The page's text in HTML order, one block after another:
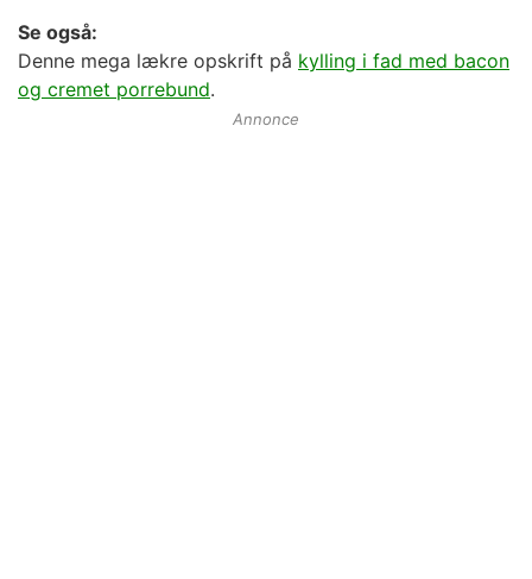
Se også:
Denne mega lækre opskrift på kylling i fad med bacon
og cremet porrebund.
Annonce